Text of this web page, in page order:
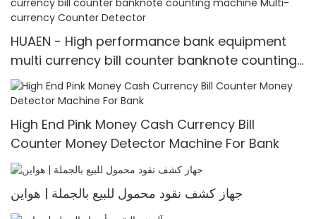
HUAEN - High performance bank equipment
multi currency bill counter banknote counting
machine Multi-currency Counter <000000>
Detector
High End Pink Money Cash Currency Bill
Counter Money Detector Machine For Bank
جهاز كشف نقود محمول للبيع بالجملة | هواين